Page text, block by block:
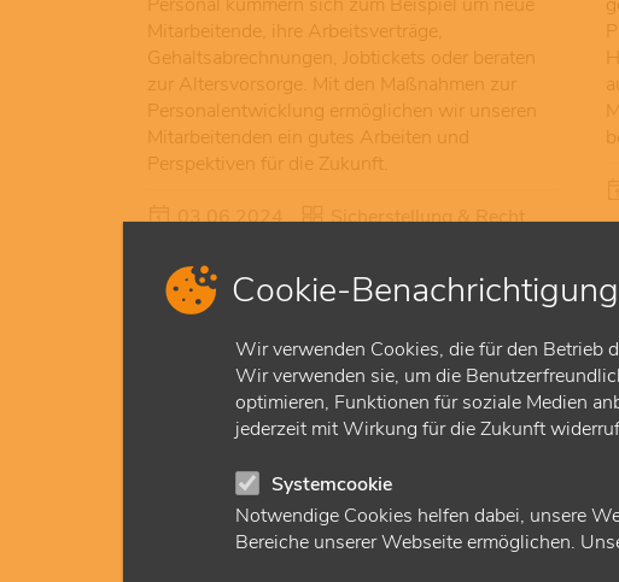
Cookie-Benachrichtigung
Wir verwenden Cookies, die für den Betrieb
Wir verwenden sie, um die
optimieren, Funktionen für soziale Medien
jederzeit mit Wirkung für die Zukunft
Systemcookie
Notwendige Cookies helfen dabei, unsere
Bereiche unserer Webseite ermöglichen.
Mitarbeitende, ihre Arbeitsverträge,
Gehaltsabrechnungen, Jobtickets oder beraten
zur Altersvorsorge. Mit den Maßnahmen zur
Personalentwicklung ermöglichen wir unseren
Mitarbeitenden ein gutes Arbeiten und
Perspektiven für die Zukunft.
03.06.2024
Sicherstellung & Recht
Rechtsabteilung
Die KVH ist Schnittstelle zwischen Ärzten und
Krankenkassen. Dafür gibt es ein komplexes
System von Vorgaben und Gesetzen, um die
sich unsere Teams in der Rechtsabteilung
vor den Gerichten, sind unsere Ansprechpartner
für das Vertragsarztrecht und bearbeiten
Widersprüche von Ärzten gegen